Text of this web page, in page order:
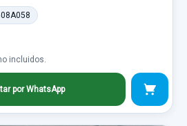
incluidos.
por WhatsApp